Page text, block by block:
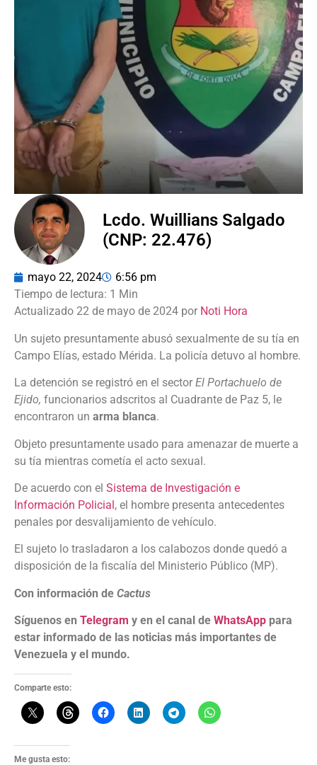
Lcdo. Wuillians Salgado
(CNP: 22.476)
mayo 22, 2024 6:56 pm
Actualizado 22 de mayo de 2024 por Noti Hora
Un sujeto presuntamente abusó sexualmente de su tía en
Campo Elías, estado Mérida. La policía detuvo al hombre.
La detención se registró en el sector El Portachuelo de
Ejido, funcionarios adscritos al Cuadrante de Paz 5, le
encontraron un arma blanca.
Objeto presuntamente usado para amenazar de muerte a
su tía mientras cometía el acto sexual.
De acuerdo con el Sistema de Investigación e
Información Policial, el hombre presenta antecedentes
penales por desvalijamiento de vehículo.
El sujeto lo trasladaron a los calabozos donde quedó a
disposición de la fiscalía del Ministerio Público (MP).
Con información de Cactus
Síguenos en Telegram y en el canal de WhatsApp para
estar informado de las noticias más importantes de
Venezuela y el mundo.
Comparte esto:
Me gusta esto: